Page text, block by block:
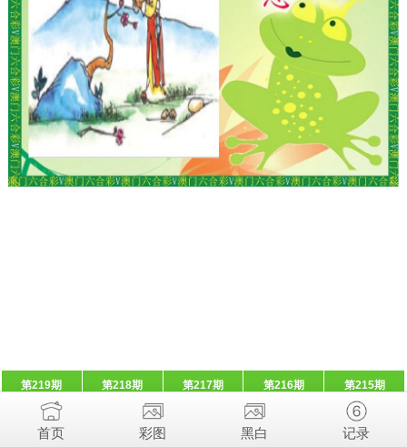
第219期 第218期 第217期 第216期 第215期
首页 彩图 黑白 记录